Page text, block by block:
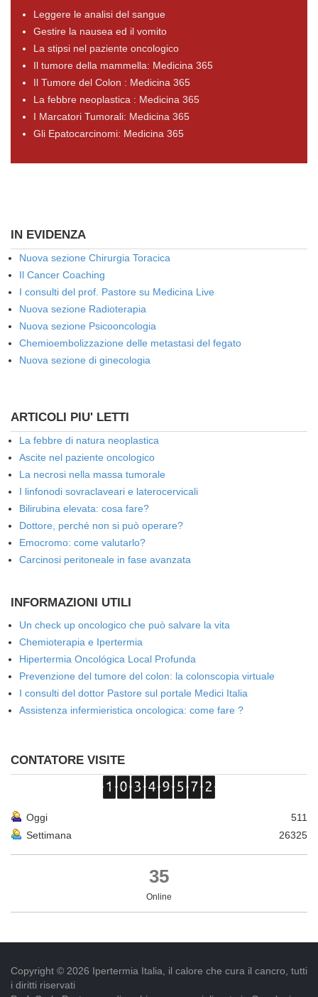
Leggere le analisi del sangue
Gestire la nausea ed il vomito
La stipsi nel paziente oncologico
Il tumore della mammella: Medicina 365
Il Tumore del Colon : Medicina 365
La febbre neoplastica : Medicina 365
I Marcatori Tumorali: Medicina 365
Gli Epatocarcinomi: Medicina 365
IN EVIDENZA
Nuova sezione Chirurgia Toracica
Il Cancer Coaching
I consulti del prof. Pastore su Medicina Live
Nuova sezione Radioterapia
Nuova sezione Psicooncologia
Chemioembolizzazione delle metastasi del fegato
Nuova sezione di ginecologia
ARTICOLI PIU' LETTI
La febbre di natura neoplastica
Ascite nel paziente oncologico
La necrosi nella massa tumorale
I linfonodi sovraclaveari e laterocervicali
Bilirubina elevata: cosa fare?
Dottore, perché non si può operare?
Emocromo: come valutarlo?
Carcinosi peritoneale in fase avanzata
INFORMAZIONI UTILI
Un check up oncologico che può salvare la vita
Chemioterapia e Ipertermia
Hipertermia Oncológica Local Profunda
Prevenzione del tumore del colon: la colonscopia virtuale
I consulti del dottor Pastore sul portale Medici Italia
Assistenza infermieristica oncologica: come fare ?
CONTATORE VISITE
Oggi
511
Settimana
26325
35
Online
Copyright © 2026 Ipertermia Italia, il calore che cura il cancro, tutti
i diritti riservati